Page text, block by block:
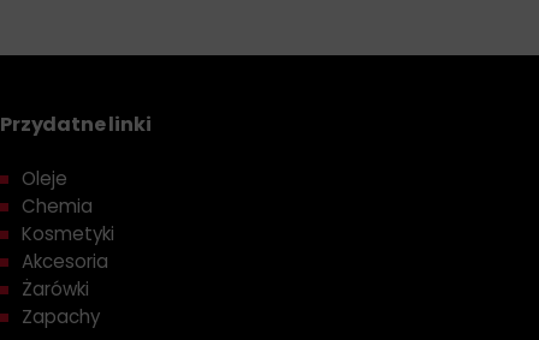
Przydatne linki
Oleje
Chemia
Kosmetyki
Akcesoria
Żarówki
Zapachy